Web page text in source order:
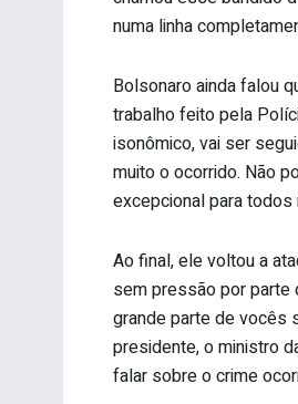
numa linha
Bolsonaro ainda falou
trabalho feito pela
isonômico, vai ser
muito o ocorrido. Não
excepcional para todos
Ao final, ele voltou a
sem pressão por parte
grande parte de vocês
presidente, o ministro
falar sobre o crime